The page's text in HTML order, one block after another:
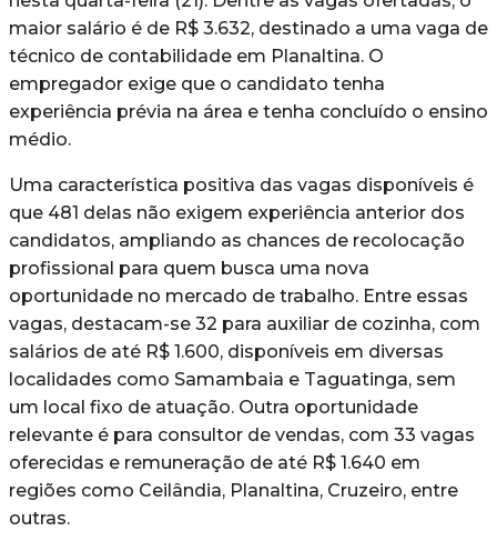
maior salário é de R$ 3.632, destinado a uma vaga de
técnico de contabilidade em Planaltina. O
empregador exige que o candidato tenha
experiência prévia na área e tenha concluído o ensino
médio.
Uma característica positiva das vagas disponíveis é
que 481 delas não exigem experiência anterior dos
candidatos, ampliando as chances de recolocação
profissional para quem busca uma nova
oportunidade no mercado de trabalho. Entre essas
vagas, destacam-se 32 para auxiliar de cozinha, com
salários de até R$ 1.600, disponíveis em diversas
localidades como Samambaia e Taguatinga, sem
um local fixo de atuação. Outra oportunidade
relevante é para consultor de vendas, com 33 vagas
oferecidas e remuneração de até R$ 1.640 em
regiões como Ceilândia, Planaltina, Cruzeiro, entre
outras.